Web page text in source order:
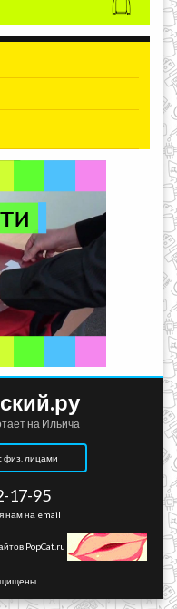
на Ильича
физ. лицами
17-95
нам на email